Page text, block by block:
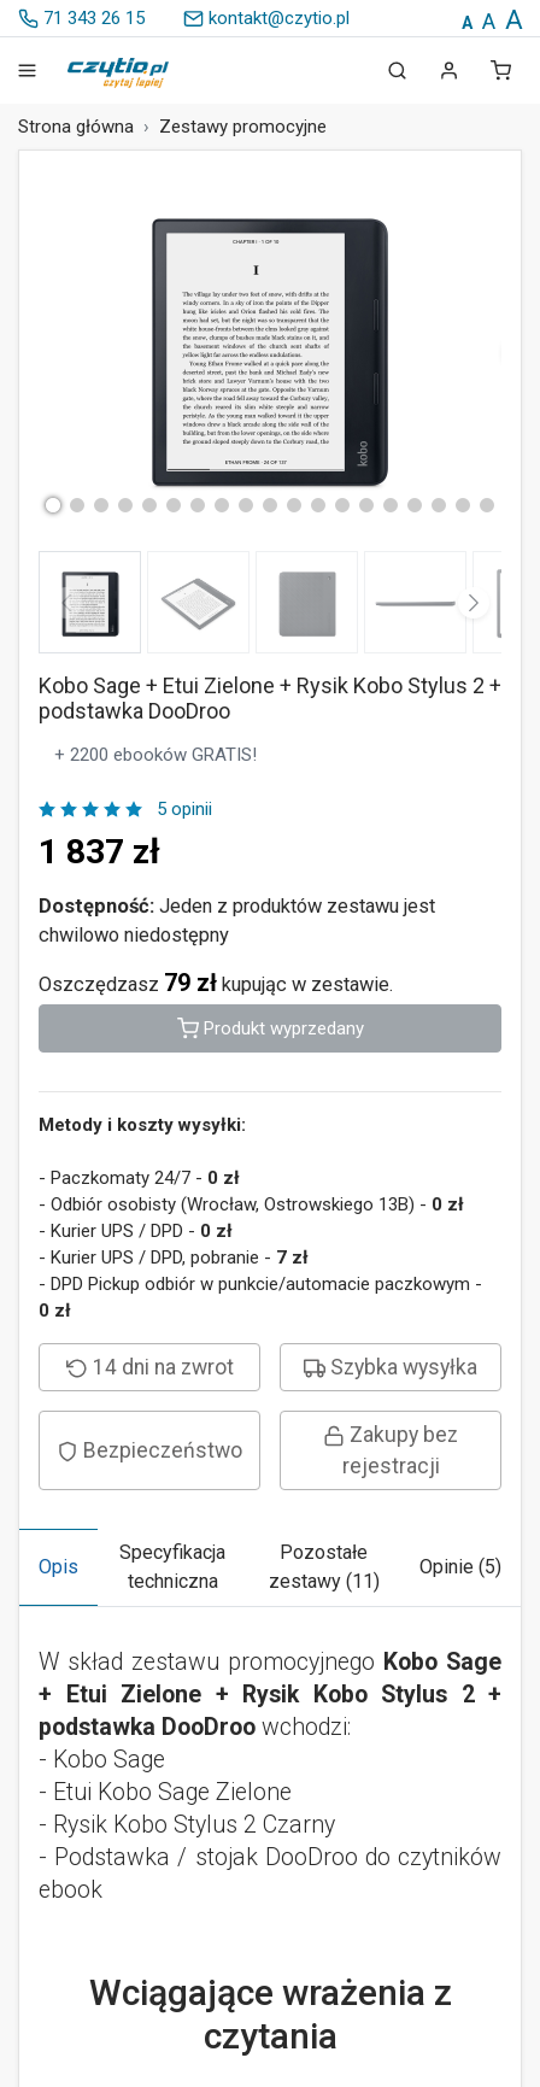
71 343 26 15 kontakt@czytio.pl A A A
Strona główna Zestawy promocyjne
Kobo Sage + Etui Zielone + Rysik Kobo Stylus 2 +
podstawka DooDroo
+ 2200 ebooków GRATIS!
5 opinii
1 837 zł
Dostępność: Jeden z produktów zestawu jest
chwilowo niedostępny
Oszczędzasz 79 zł kupując w zestawie.
Produkt wyprzedany
Metody i koszty wysyłki:
- Paczkomaty 24/7 - 0 zł
- Odbiór osobisty (Wrocław, Ostrowskiego 13B) - 0 zł
- Kurier UPS / DPD - 0 zł
- Kurier UPS / DPD, pobranie - 7 zł
- DPD Pickup odbiór w punkcie/automacie paczkowym -
0 zł
14 dni na zwrot Szybka wysyłka
Bezpieczeństwo
Zakupy bez
rejestracji
Opis
Specyfikacja
techniczna
Pozostałe
zestawy (11)
Opinie (5)
W skład zestawu promocyjnego Kobo Sage
+ Etui Zielone + Rysik Kobo Stylus 2 +
podstawka DooDroo wchodzi:
- Kobo Sage
- Etui Kobo Sage Zielone
- Rysik Kobo Stylus 2 Czarny
- Podstawka / stojak DooDroo do czytników
ebook
Wciągające wrażenia z
czytania